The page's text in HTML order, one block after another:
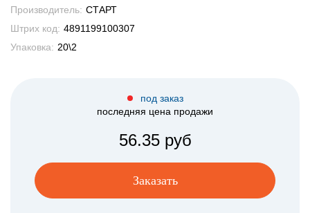
Производитель: СТАРТ
Штрих код: 4891199100307
Упаковка: 20\2
под заказ
последняя цена продажи
56.35 руб
Заказать